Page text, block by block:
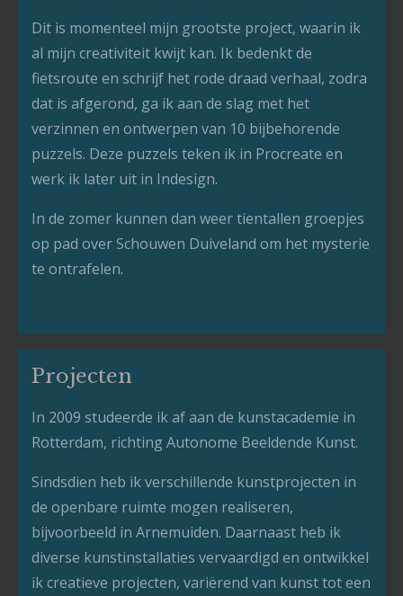
Dit is momenteel mijn grootste project, waarin ik
al mijn creativiteit kwijt kan. Ik bedenkt de
fietsroute en schrijf het rode draad verhaal, zodra
dat is afgerond, ga ik aan de slag met het
verzinnen en ontwerpen van 10 bijbehorende
puzzels. Deze puzzels teken ik in Procreate en
werk ik later uit in Indesign.
In de zomer kunnen dan weer tientallen groepjes
op pad over Schouwen Duiveland om het mysterie
te ontrafelen.
Projecten
In 2009 studeerde ik af aan de kunstacademie in
Rotterdam, richting Autonome Beeldende Kunst.
Sindsdien heb ik verschillende kunstprojecten in
de openbare ruimte mogen realiseren,
bijvoorbeeld in Arnemuiden. Daarnaast heb ik
diverse kunstinstallaties vervaardigd en ontwikkel
ik creatieve projecten, variërend van kunst tot een